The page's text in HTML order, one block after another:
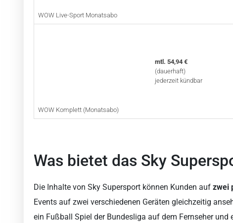
WOW Live-Sport Monatsabo
WOW Komplett (Monatsabo)
mtl. 54,94 €
(dauerhaft)
jederzeit kündbar
Was bietet das Sky
Die Inhalte von Sky Supersport können Kunden auf zwei
Events auf zwei verschiedenen Geräten gleichzeitig
ein Fußball Spiel der Bundesliga auf dem Fernseher und